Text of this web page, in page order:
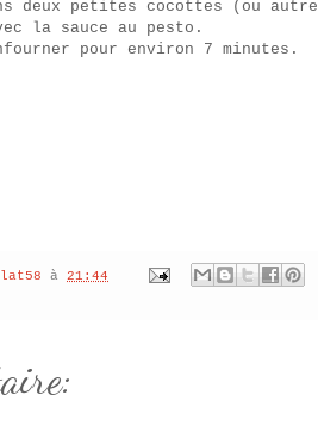
deux petites cocottes (ou
la sauce au pesto.
pour environ 7 minutes.
à 21:44